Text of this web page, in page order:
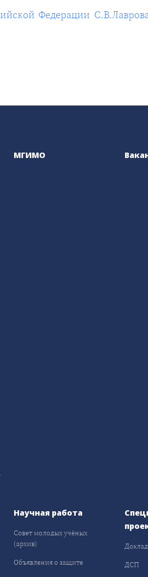
Федерации
МГИМО
Научная работа
Совет молодых учёных
(архив)
Объявления о защите
ДСП